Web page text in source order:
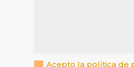
Acepto la política de